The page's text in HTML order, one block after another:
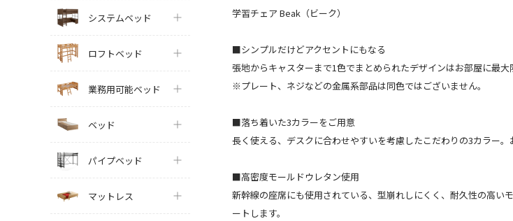
システムベッド
ロフトベッド
業務用可能ベッド
ベッド
パイプベッド
マットレス
学習チェア Beak（ビーク）
■シンプルだけどアクセントにもなる
張地からキャスターまで1色でまとめられたデザインはお部屋に最大
※プレート、ネジなどの金属系部品は同色ではございません。
■落ち着いた3カラーをご用意
長く使える、デスクに合わせやすいを考慮したこだわりの3カラー。
■高密度モールドウレタン使用
新幹線の座席にも使用されている、型崩れしにくく、耐久性の高
ートします。